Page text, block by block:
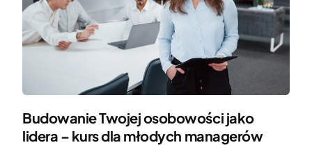
Budowanie Twojej osobowości jako
lidera – kurs dla młodych managerów